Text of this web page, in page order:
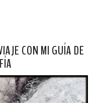
CON MI GUÍA DE